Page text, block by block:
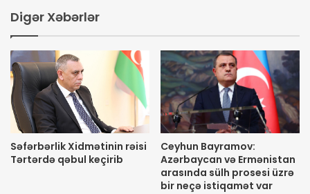
Digər Xəbərlər
Səfərbərlik Xidmətinin rəisi
Tərtərdə qəbul keçirib
Ceyhun Bayramov:
Azərbaycan və Ermənistan
arasında sülh prosesi üzrə
bir neçə istiqamət var